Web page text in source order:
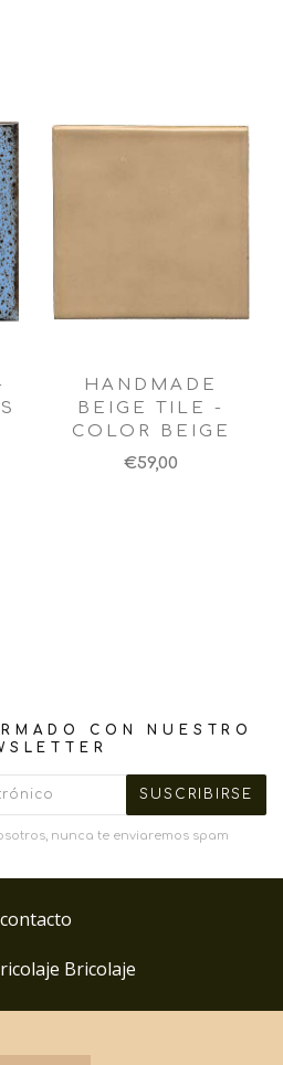
HANDMADE
BEIGE TILE -
COLOR BEIGE
€59,00
CON NUESTRO
nunca te enviaremos spam
contacto
Bricolaje